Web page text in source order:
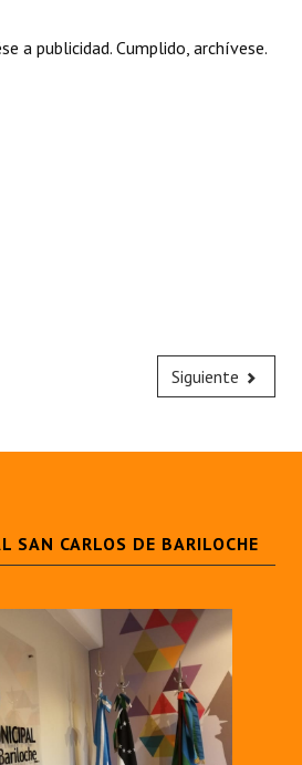
a publicidad. Cumplido, archívese.
Siguiente
SAN CARLOS DE BARILOCHE